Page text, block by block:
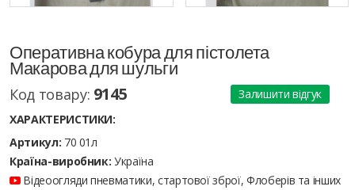
Оперативна кобура для пістолета
Макарова для шульги
Код товару: 9145
Залишити відгук
ХАРАКТЕРИСТИКИ:
Артикул: 70 01л
Країна-виробник: Україна
Відеоогляди пневматики, стартової зброї, Флоберів та інших